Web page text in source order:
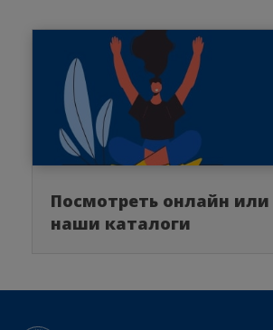
Посмотреть онлайн или
наши каталоги